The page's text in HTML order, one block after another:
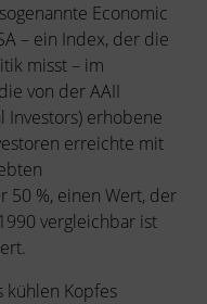
Economic
– ein Index, der die
misst – im
von der AAII
Investors) erhobene
erreichte mit
50 %, einen Wert, der
vergleichbar ist
kühlen Kopfes